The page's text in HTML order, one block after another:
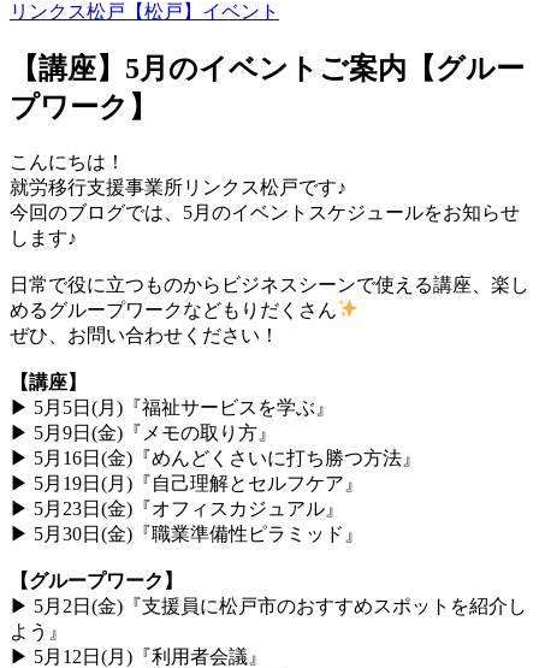
リンクス松戸 【松戸】イベント
【講座】5月のイベントご案内【グルー
プワーク】
こんにちは！
就労移行支援事業所リンクス松戸です♪
今回のブログでは、5月のイベントスケジュールをお知らせ
します♪
日常で役に立つものからビジネスシーンで使える講座、楽し
めるグループワークなどもりだくさん
ぜひ、お問い合わせください！
【講座】
▶ 5月5日(月)『福祉サービスを学ぶ』
▶ 5月9日(金)『メモの取り方』
▶ 5月16日(金)『めんどくさいに打ち勝つ方法』
▶ 5月19日(月)『自己理解とセルフケア』
▶ 5月23日(金)『オフィスカジュアル』
▶ 5月30日(金)『職業準備性ピラミッド』
【グループワーク】
▶ 5月2日(金)『支援員に松戸市のおすすめスポットを紹介し
よう』
▶ 5月12日(月)『利用者会議』